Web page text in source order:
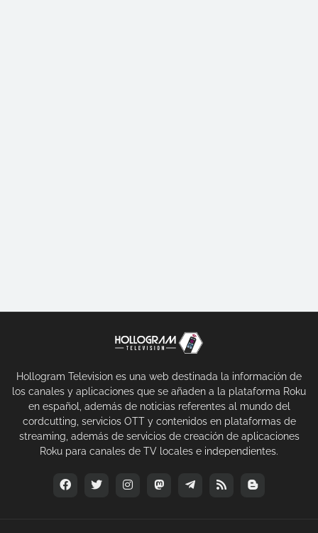
Hollogram Television es una web destinada la información de
los canales y aplicaciones que se añaden a la plataforma Roku
en español, además de noticias referentes al mundo del
cordcutting, servicios OTT y contenidos en plataformas de
streaming, además de servicios de creación de aplicaciones
Roku para canales de TV locales e independientes.